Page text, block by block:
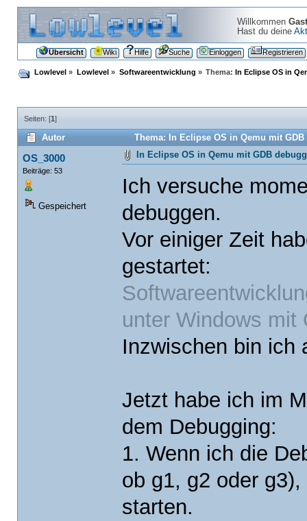
Willkommen Gast
Hast du deine
Übersicht Wiki Hilfe Suche Einloggen Registrieren
Lowlevel » Lowlevel » Softwareentwicklung » Thema: In Eclipse OS in
Seiten: [1]
Autor Thema: In Eclipse OS in Qemu mit
OS_3000
Beiträge: 53
Gespeichert
In Eclipse OS in Qemu mit GDB
Ich versuche
debuggen.
Vor einiger Zeit
gestartet:
unter Windows mit
Inzwischen bin ich
Jetzt habe ich im
dem Debugging:
1. Wenn ich die
ob g1, g2 oder
starten.